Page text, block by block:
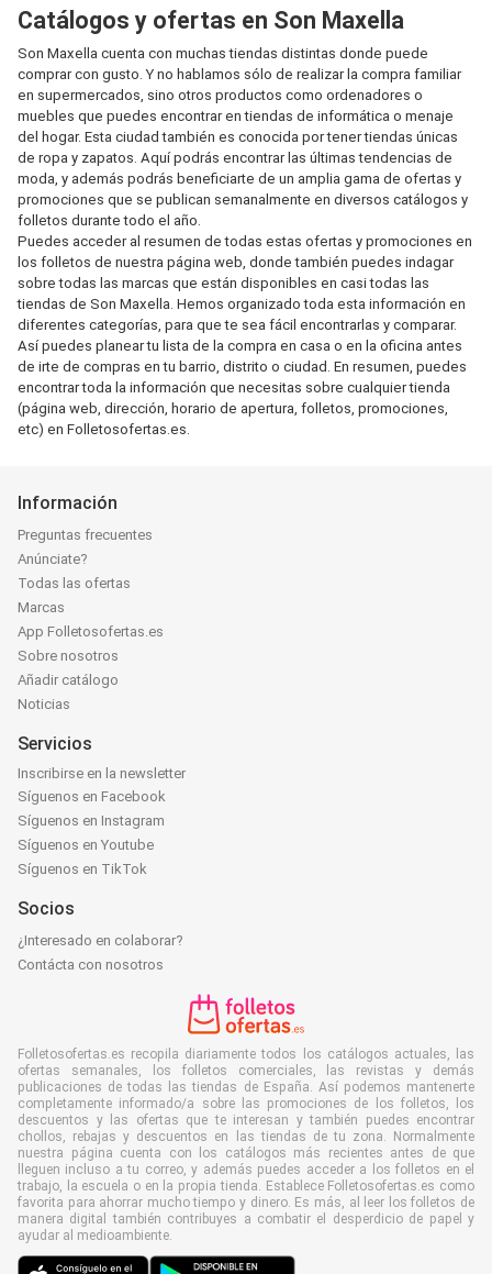
Catálogos y ofertas en Son Maxella
Son Maxella cuenta con muchas tiendas distintas donde puede
comprar con gusto. Y no hablamos sólo de realizar la compra familiar
en supermercados, sino otros productos como ordenadores o
muebles que puedes encontrar en tiendas de informática o menaje
del hogar. Esta ciudad también es conocida por tener tiendas únicas
de ropa y zapatos. Aquí podrás encontrar las últimas tendencias de
moda, y además podrás beneficiarte de un amplia gama de ofertas y
promociones que se publican semanalmente en diversos catálogos y
folletos durante todo el año.
Puedes acceder al resumen de todas estas ofertas y promociones en
los folletos de nuestra página web, donde también puedes indagar
sobre todas las marcas que están disponibles en casi todas las
tiendas de Son Maxella. Hemos organizado toda esta información en
diferentes categorías, para que te sea fácil encontrarlas y comparar.
Así puedes planear tu lista de la compra en casa o en la oficina antes
de irte de compras en tu barrio, distrito o ciudad. En resumen, puedes
encontrar toda la información que necesitas sobre cualquier tienda
(página web, dirección, horario de apertura, folletos, promociones,
etc) en Folletosofertas.es.
Información
Preguntas frecuentes
Anúnciate?
Todas las ofertas
Marcas
App Folletosofertas.es
Sobre nosotros
Añadir catálogo
Noticias
Servicios
Inscribirse en la newsletter
Síguenos en Facebook
Síguenos en Instagram
Síguenos en Youtube
Síguenos en TikTok
Socios
¿Interesado en colaborar?
Contácta con nosotros
Folletosofertas.es recopila diariamente todos los catálogos actuales, las
ofertas semanales, los folletos comerciales, las revistas y demás
publicaciones de todas las tiendas de España. Así podemos mantenerte
completamente informado/a sobre las promociones de los folletos, los
descuentos y las ofertas que te interesan y también puedes encontrar
chollos, rebajas y descuentos en las tiendas de tu zona. Normalmente
nuestra página cuenta con los catálogos más recientes antes de que
lleguen incluso a tu correo, y además puedes acceder a los folletos en el
trabajo, la escuela o en la propia tienda. Establece Folletosofertas.es como
favorita para ahorrar mucho tiempo y dinero. Es más, al leer los folletos de
manera digital también contribuyes a combatir el desperdicio de papel y
ayudar al medioambiente.